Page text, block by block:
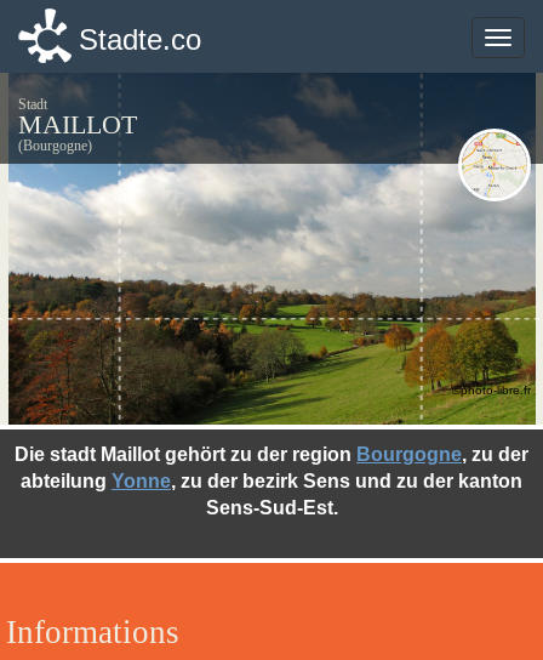
Toggle
Stadte.co
Stadt
MAILLOT
(Bourgogne)
Informations
Die stadt Maillot gehört zu der region Bourgogne, zu der
abteilung Yonne, zu der bezirk Sens und zu der kanton
Sens-Sud-Est.
©photo-libre.fr
Toggle
Stadte.co